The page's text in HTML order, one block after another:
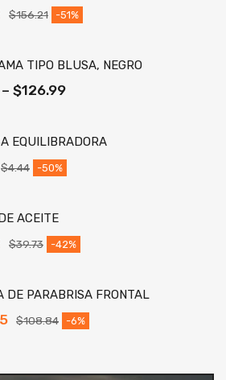
$156.21 -51%
TIPO BLUSA, NEGRO
– $126.99
EQUILIBRADORA
$4.44 -50%
ACEITE
$39.73 -42%
DE PARABRISA FRONTAL
$108.84 -6%